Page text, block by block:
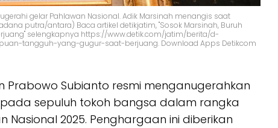
gelar Pahlawan Nasional. Adik Marsinah menangis saat
putra/antara) Baca artikel detikjatim, "Sosok Marsinah, Buruh
selengkapnya https://www.detik.com/jatim/berita/d-
tangguh-yang-gugur-saat-berjuang. Download Apps Detikcom
Prabowo Subianto resmi menganugerahkan
sepuluh tokoh bangsa dalam rangka
Nasional 2025. Penghargaan ini diberikan